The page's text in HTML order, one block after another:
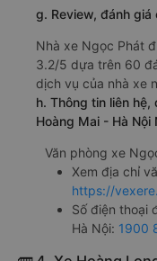
g. Review, đánh
Nhà xe Ngọc Phát
3.2/5 dựa trên 60
dịch vụ của nhà xe
h. Thông tin liên
Hoàng Mai - Hà Nội
Văn phòng xe
Xem địa chỉ
https://
Số điện thoại
Hà Nội: 1900